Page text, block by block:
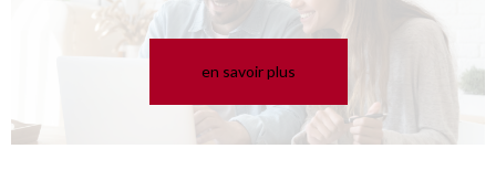
en savoir plus